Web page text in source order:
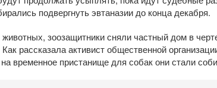
подвергнуть эвтаназии до конца декабря.
зоозащитники сняли частный дом в
рассказала активист общественной
временное пристанище для собак они стали